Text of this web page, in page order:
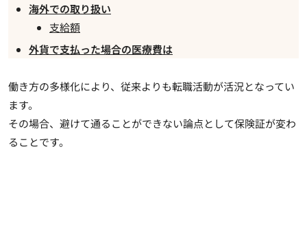
海外での取り扱い
支給額
外貨で支払った場合の医療費は
働き方の多様化により、従来よりも転職活動が活況となってい
ます。
その場合、避けて通ることができない論点として保険証が変わ
ることです。